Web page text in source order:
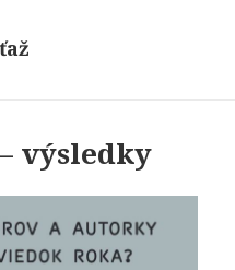
výsledky